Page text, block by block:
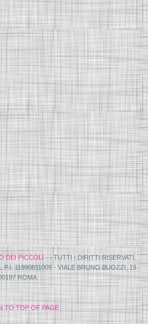
DEI PICCOLI · - TUTTI I DIRITTI RISERVATI.
P.I. 11990811009 - VIALE BRUNO BUOZZI, 19 -
ROMA
TO TOP OF PAGE